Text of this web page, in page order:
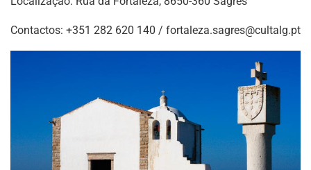
Contactos: +351 282 620 140 / fortaleza.sagres@cultalg.pt